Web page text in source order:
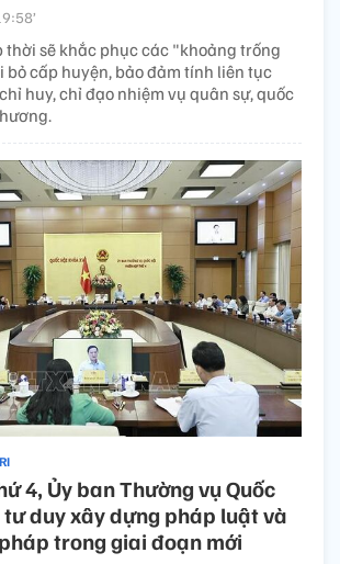
thời sẽ khắc phục các "khoảng trống
bỏ cấp huyện, bảo đảm tính liên tục
huy, chỉ đạo nhiệm vụ quân sự, quốc
4, Ủy ban Thường vụ Quốc
duy xây dựng pháp luật và
trong giai đoạn mới